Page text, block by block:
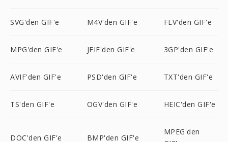
SVG'den GIF'e M4V'den GIF'e FLV'den GIF'e
MPG'den GIF'e JFIF'den GIF'e 3GP'den GIF'e
AVIF'den GIF'e PSD'den GIF'e TXT'den GIF'e
TS'den GIF'e OGV'den GIF'e HEIC'den GIF'e
DOC'den GIF'e BMP'den GIF'e
MPEG'den